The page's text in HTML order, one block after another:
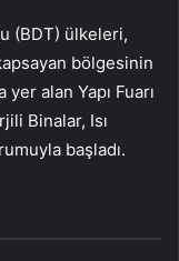
(BDT) ülkeleri,
bölgesinin
alan Yapı Fuarı
Binalar, Isı
başladı.